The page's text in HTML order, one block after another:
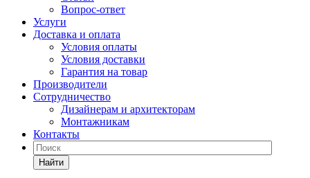
Вопрос-ответ
Услуги
Доставка и оплата
Условия оплаты
Условия доставки
Гарантия на товар
Производители
Сотрудничество
Дизайнерам и архитекторам
Монтажникам
Контакты
Найти